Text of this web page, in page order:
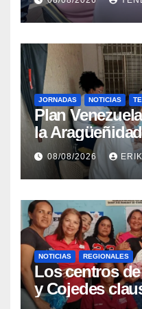
epidemiológica
JORNADAS NOTICIAS
Plan
la
atención
Aragua
08/08/2026
NOTICIAS REGIONALES
Los centros
y Cojedes